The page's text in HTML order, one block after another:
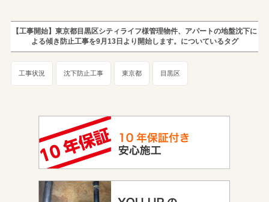
【工事開始】東京都目黒区シティライフ様管理物件、アパートの地盤沈下に
よる傾き防止工事を9月13日より開始します。についているタグ
工事状況 沈下防止工事 東京都 目黒区